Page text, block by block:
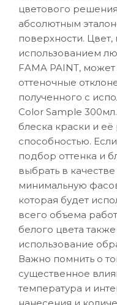
цветового
абсолютным
поверхности.
использованием
FAMA PAINT,
оттеночные
полученного с
Color Sample
блеска краски и
способностью.
подбор оттенка и
выбрать в
минимальную
которая будет
всего объема
белого цвета
использование
Важно помнить о
существенное
температура и